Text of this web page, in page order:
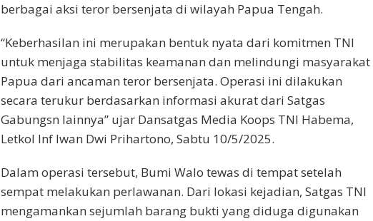
berbagai aksi teror bersenjata di wilayah Papua Tengah.
“Keberhasilan ini merupakan bentuk nyata dari komitmen TNI
untuk menjaga stabilitas keamanan dan melindungi masyarakat
Papua dari ancaman teror bersenjata. Operasi ini dilakukan
secara terukur berdasarkan informasi akurat dari Satgas
Gabungsn lainnya” ujar Dansatgas Media Koops TNI Habema,
Letkol Inf Iwan Dwi Prihartono, Sabtu 10/5/2025.
Dalam operasi tersebut, Bumi Walo tewas di tempat setelah
sempat melakukan perlawanan. Dari lokasi kejadian, Satgas TNI
mengamankan sejumlah barang bukti yang diduga digunakan